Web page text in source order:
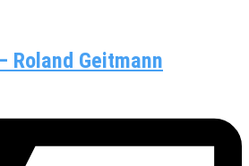
Roland Geitmann